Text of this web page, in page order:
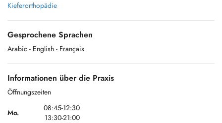
Kieferorthopädie
Gesprochene Sprachen
Arabic - English - Français
Informationen über die Praxis
Öffnungszeiten
Mo.
08:45-12:30
13:30-21:00